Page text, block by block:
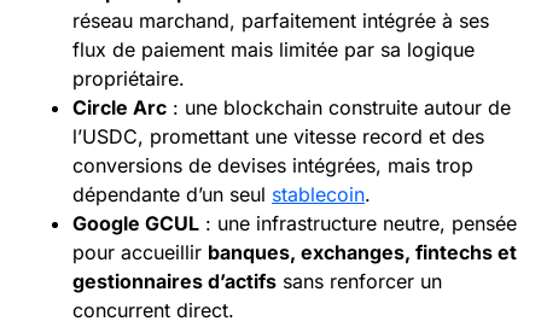
réseau marchand, parfaitement intégrée à ses
flux de paiement mais limitée par sa logique
propriétaire.
Circle Arc : une blockchain construite autour de
l’USDC, promettant une vitesse record et des
conversions de devises intégrées, mais trop
dépendante d’un seul stablecoin.
Google GCUL : une infrastructure neutre, pensée
pour accueillir banques, exchanges, fintechs et
gestionnaires d’actifs sans renforcer un
concurrent direct.